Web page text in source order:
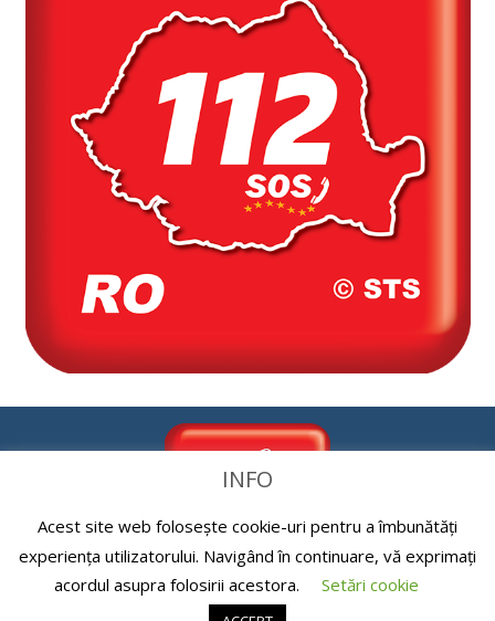
INFO
Acest site web folosește cookie-uri pentru a îmbunătăți
experiența utilizatorului. Navigând în continuare, vă exprimați
acordul asupra folosirii acestora.
Setări cookie